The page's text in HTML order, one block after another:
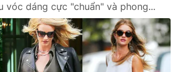
vóc dáng cực "chuẩn" và phong...